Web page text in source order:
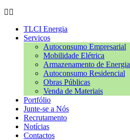
TLCI Energia
Serviços
Autoconsumo Empresarial
Mobilidade Elétrica
Armazenamento de Energia
Autoconsumo Residencial
Obras Públicas
Venda de Materiais
Portfólio
Junte-se a Nós
Recrutamento
Notícias
Contactos